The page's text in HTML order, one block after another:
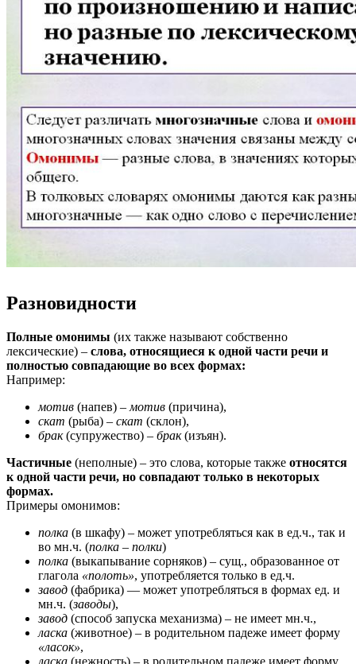
Разновидности
Полные омонимы (их также называют собственно
лексические) – слова, относящиеся к одной части речи и
полностью совпадающие во всех формах:
Например:
мотив (напев) – мотив (причина),
скат (рыба) – скат (склон),
брак(супружество) – брак(изъян).
Частичные (неполные) – это слова, которые также относятся
к одной части речи, но совпадают только в некоторых
формах.
Примеры омонимов:
полка (в шкафу) – может употребляться как в ед.ч., так и
во мн.ч. (полка – полки)
полка (выкапывание сорняков) – сущ., образованное от
глагола «полоть», употребляется только в ед.ч.
завод (фабрика) — может употребляться в формах ед. и
мн.ч. (заводы),
завод (способ запуска механизма) – не имеет мн.ч.,
ласка (животное) – в родительном падеже имеет форму
«ласок»,
ласка (нежность) – в родительном падеже имеет форму